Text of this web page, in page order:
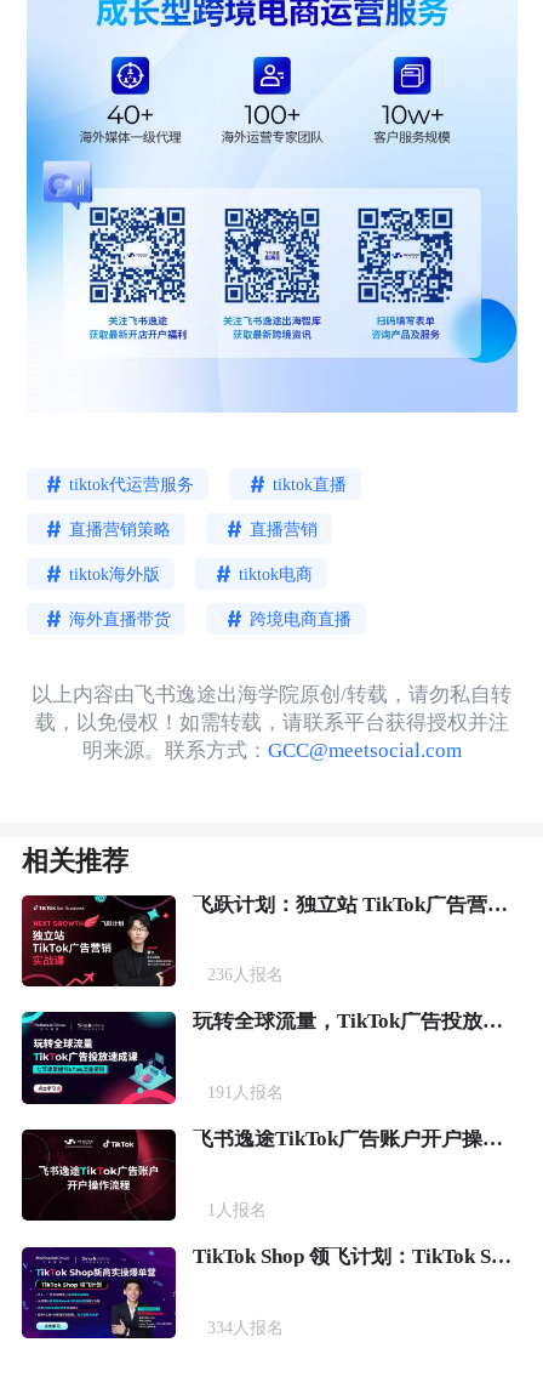
tiktok代运营服务 tiktok直播
直播营销策略 直播营销
tiktok海外版 tiktok电商
海外直播带货 跨境电商直播
以上内容由飞书逸途出海学院原创/转载，请勿私自转
载，以免侵权！如需转载，请联系平台获得授权并注
明来源。联系方式： GCC@meetsocial.com
相关推荐
飞跃计划：独立站 TikTok广告营销实战课
236人报名
玩转全球流量，TikTok广告投放速成课
191 人报名
飞书逸途TikTok广告账户开户操作流程
1 人报名
TikTok Shop 领飞计划：TikTok Shop新商实操爆单营
334人报名